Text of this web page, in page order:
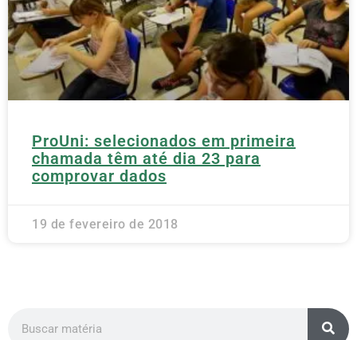
ProUni: selecionados em primeira
chamada têm até dia 23 para
comprovar dados
19 de fevereiro de 2018